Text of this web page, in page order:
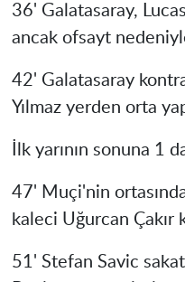
36' Galatasaray,
ancak ofsayt
42' Galatasaray
Yılmaz yerden orta
İlk yarının sonuna 1
47' Muçi'nin
kaleci Uğurcan Çakır
51' Stefan Savic